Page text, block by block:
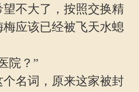
不大了，按照交换精
应该已经被飞天水螅
院？”
名词，原来这家被封